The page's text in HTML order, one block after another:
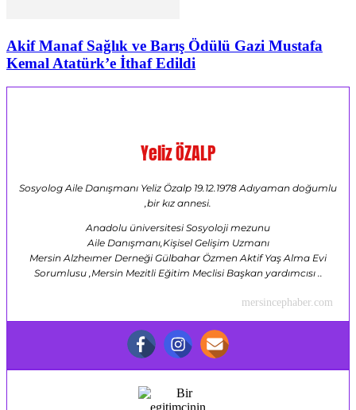
Akif Manaf Sağlık ve Barış Ödülü Gazi Mustafa
Kemal Atatürk’e İthaf Edildi
Yeliz ÖZALP
Sosyolog Aile Danışmanı Yeliz Özalp 19.12.1978 Adıyaman doğumlu
,bir kız annesi.
Anadolu üniversitesi Sosyoloji mezunu
Aile Danışmanı,Kişisel Gelişim Uzmanı
Mersin Alzheımer Derneği Gülbahar Özmen Aktif Yaş Alma Evi
Sorumlusu ,Mersin Mezitli Eğitim Meclisi Başkan yardımcısı ..
mersincephaber.com